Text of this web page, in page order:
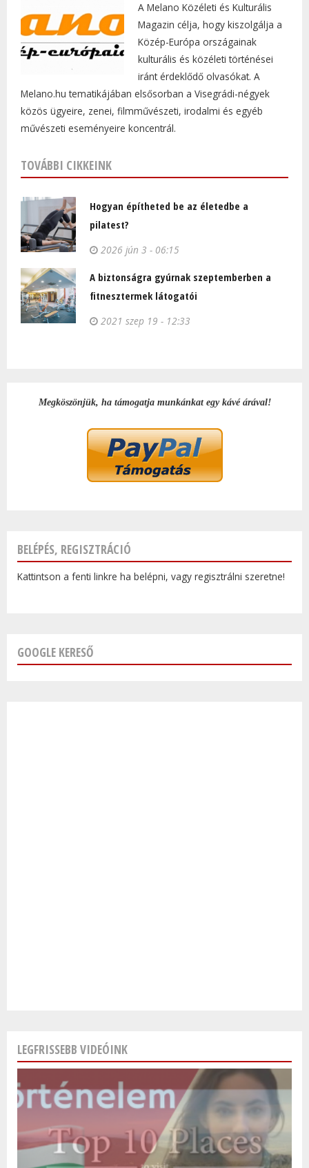
A Melano Közéleti és Kulturális
Magazin célja, hogy kiszolgálja a
Közép-Európa országainak
kulturális és közéleti történései
iránt érdeklődő olvasókat. A
Melano.hu tematikájában elsősorban a Visegrádi-négyek
közös ügyeire, zenei, filmművészeti, irodalmi és egyéb
művészeti eseményeire koncentrál.
TOVÁBBI CIKKEINK
Hogyan építheted be az életedbe a
pilatest?
2026 jún 3 - 06:15
A biztonságra gyúrnak szeptemberben a
fitnesztermek látogatói
2021 szep 19 - 12:33
Megköszönjük, ha támogatja munkánkat egy kávé árával!
BELÉPÉS, REGISZTRÁCIÓ
Kattintson a fenti linkre ha belépni, vagy regisztrálni szeretne!
GOOGLE KERESŐ
LEGFRISSEBB VIDEÓINK